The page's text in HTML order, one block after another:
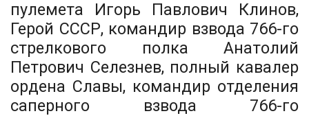
пулемета Игорь Павлович Клинов,
Герой СССР, командир взвода 766-го
стрелкового полка Анатолий
Петрович Селезнев, полный кавалер
ордена Славы, командир отделения
саперного взвода 766-го